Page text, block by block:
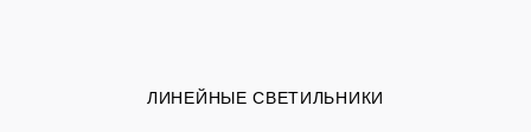
ЛИНЕЙНЫЕ СВЕТИЛЬНИКИ